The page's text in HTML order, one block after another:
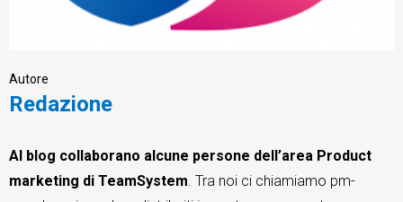
Email Marketing
Fatturazione
HR
Autore
Redazione
Al blog collaborano alcune persone dell’area Product
marketing di TeamSystem. Tra noi ci chiamiamo pm-